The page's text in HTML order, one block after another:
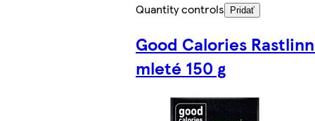
Quantity controls
Pridať
Good Calories
mleté 150 g